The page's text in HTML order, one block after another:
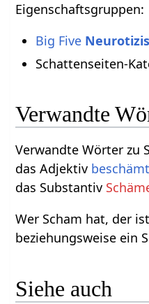
Eigenschaftsgruppen:
Big Five
Schattenseiten-
Verwandte
Verwandte Wörter zu
das Adjektiv beschämt
das Substantiv
Wer Scham hat, der
beziehungsweise ein
Siehe auch